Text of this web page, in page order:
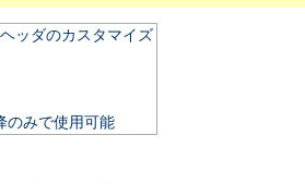
ッダのカスタマイズ
みで使用可能